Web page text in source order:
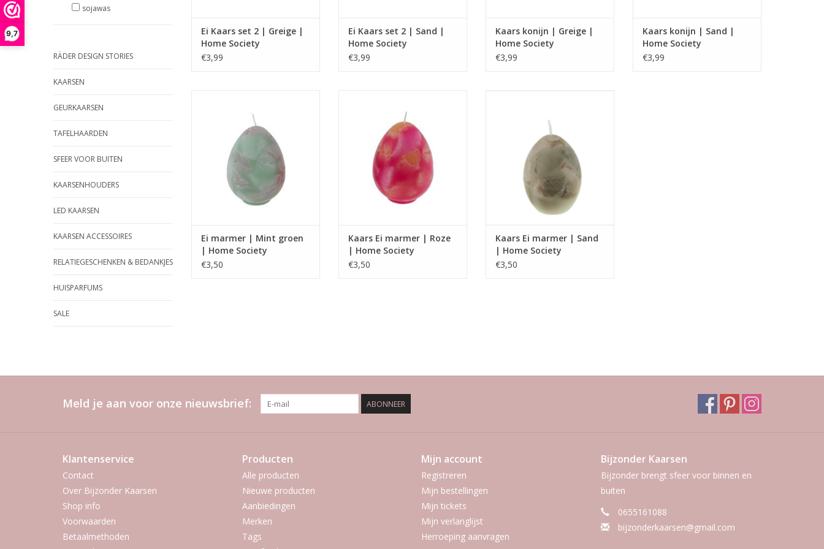
9,7
sojawas
RÄDER DESIGN STORIES
KAARSEN
GEURKAARSEN
TAFELHAARDEN
SFEER VOOR BUITEN
KAARSENHOUDERS
LED KAARSEN
KAARSEN ACCESSOIRES
RELATIEGESCHENKEN & BEDANKJES
HUISPARFUMS
SALE
BRANDUREN:
Ei Kaars set 2 | Greige |
Home Society
€3,99
BRANDUREN:
Ei Kaars set 2 | Sand |
Home Society
€3,99
BRANDUREN:
Tot 6 uur
Kaars konijn | Greige |
Home Society
€3,99
BRANDUREN:
Tot 6 uur
Kaars konijn | Sand |
Home Society
€3,99
Afmeting 8x8x10,5 cm
Ca. 30 branduren
TOEVOEGEN AAN WINKELWAGEN
Ei marmer | Mint groen
| Home Society
€3,50
Afmeting 8x8x10,5 cm
Ca. 30 branduren
TOEVOEGEN AAN WINKELWAGEN
Kaars Ei marmer | Roze
| Home Society
€3,50
Afmeting 8x8x10,5 cm
Ca. 30 branduren
TOEVOEGEN AAN WINKELWAGEN
Kaars Ei marmer | Sand
| Home Society
€3,50
Meld je aan voor onze nieuwsbrief: ABONNEER
Klantenservice
Contact
Over Bijzonder Kaarsen
Shop info
Voorwaarden
Betaalmethoden
Producten
Alle producten
Nieuwe producten
Aanbiedingen
Merken
Tags
Mijn account
Registreren
Mijn bestellingen
Mijn tickets
Mijn verlanglijst
Herroeping aanvragen
Bijzonder Kaarsen
Bijzonder brengt sfeer voor binnen en
buiten
0655161088
bijzonderkaarsen@gmail.com